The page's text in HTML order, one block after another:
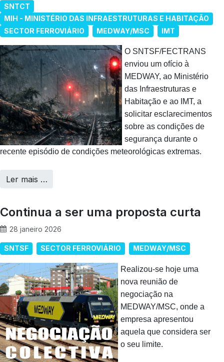
SNTCT
MIH - MINISTÉRIO DAS INFRAESTRUTURAS E HABITAÇÃO
SECTOR FERROVIÁRIO
MEDWAY/MSC IMT
O SNTSF/FECTRANS
enviou um ofício à
MEDWAY, ao Ministério
das Infraestruturas e
Habitação e ao IMT, a
solicitar esclarecimentos
sobre as condições de
segurança durante o
recente episódio de condições meteorológicas extremas.
Ler mais …
Continua a ser uma proposta curta
28 janeiro 2026
SNTSF SECTOR FERROVIÁRIO MEDWAY/MSC
Realizou-se hoje uma
nova reunião de
negociação na
MEDWAY/MSC, onde a
empresa apresentou
aquela que considera ser
o seu limite.